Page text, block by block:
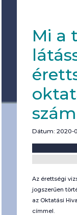
Mi a
Dátum: 2020-
Az érettségi
jogszerűen
az Oktatási
címmel.